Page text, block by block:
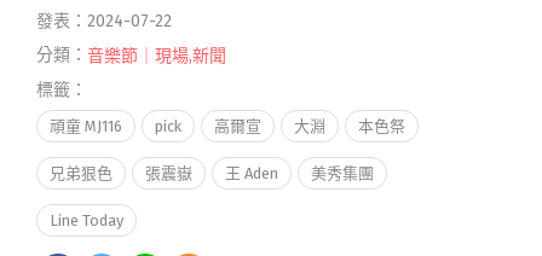
發表：2024-07-22
分類： 音樂節｜現場,新聞
標籤：
頑童 MJ116 pick 高爾宣 大淵 本色祭
兄弟狠色 張震嶽 王 Aden 美秀集團
Line Today